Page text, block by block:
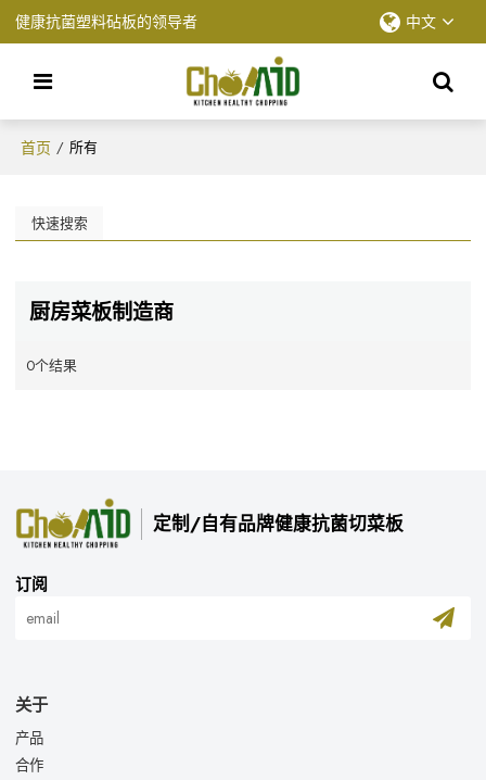
健康抗菌塑料砧板的领导者 中文
首页 / 所有
快速搜索
厨房菜板制造商
0个结果
定制/自有品牌健康抗菌切菜板
订阅
关于
产品
合作